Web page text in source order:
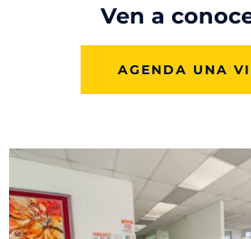
Ven a
AGENDA UNA